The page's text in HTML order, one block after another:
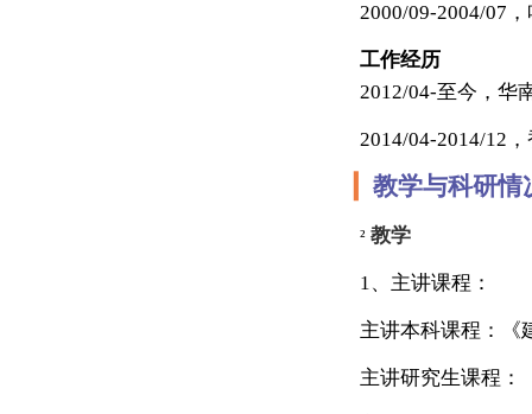
2000/09-2004/07
工作经历
2012/04-至今，华
2014/04-2014/12
教学与科研情
² 教学
1、主讲课程：
主讲本科课程：《
主讲研究生课程：